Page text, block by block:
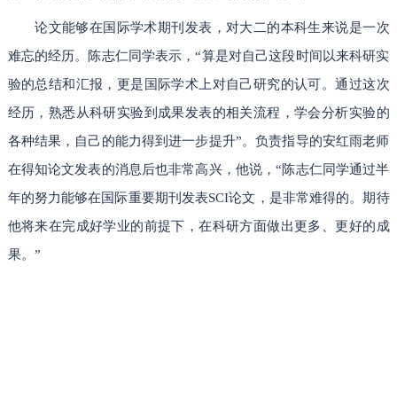
论文能够在国际学术期刊发表，对大二的本科生来说是一次
难忘的经历。陈志仁同学表示，“算是对自己这段时间以来科研实
验的总结和汇报，更是国际学术上对自己研究的认可。通过这次
经历，熟悉从科研实验到成果发表的相关流程，学会分析实验的
各种结果，自己的能力得到进一步提升”。负责指导的安红雨老师
在得知论文发表的消息后也非常高兴，他说，“陈志仁同学通过半
年的努力能够在国际重要期刊发表SCI论文，是非常难得的。期待
他将来在完成好学业的前提下，在科研方面做出更多、更好的成
果。”